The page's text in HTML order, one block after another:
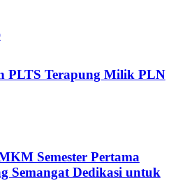
PLTS Terapung Milik PLN
Semester Pertama
Semangat Dedikasi untuk